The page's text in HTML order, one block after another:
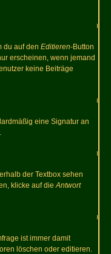
du auf den Editieren-Button
erscheinen, wenn jemand
keine Beiträge
eine Signatur an
der Textbox sehen
klicke auf dieAntwort
ist immer damit
löschen oder editieren.